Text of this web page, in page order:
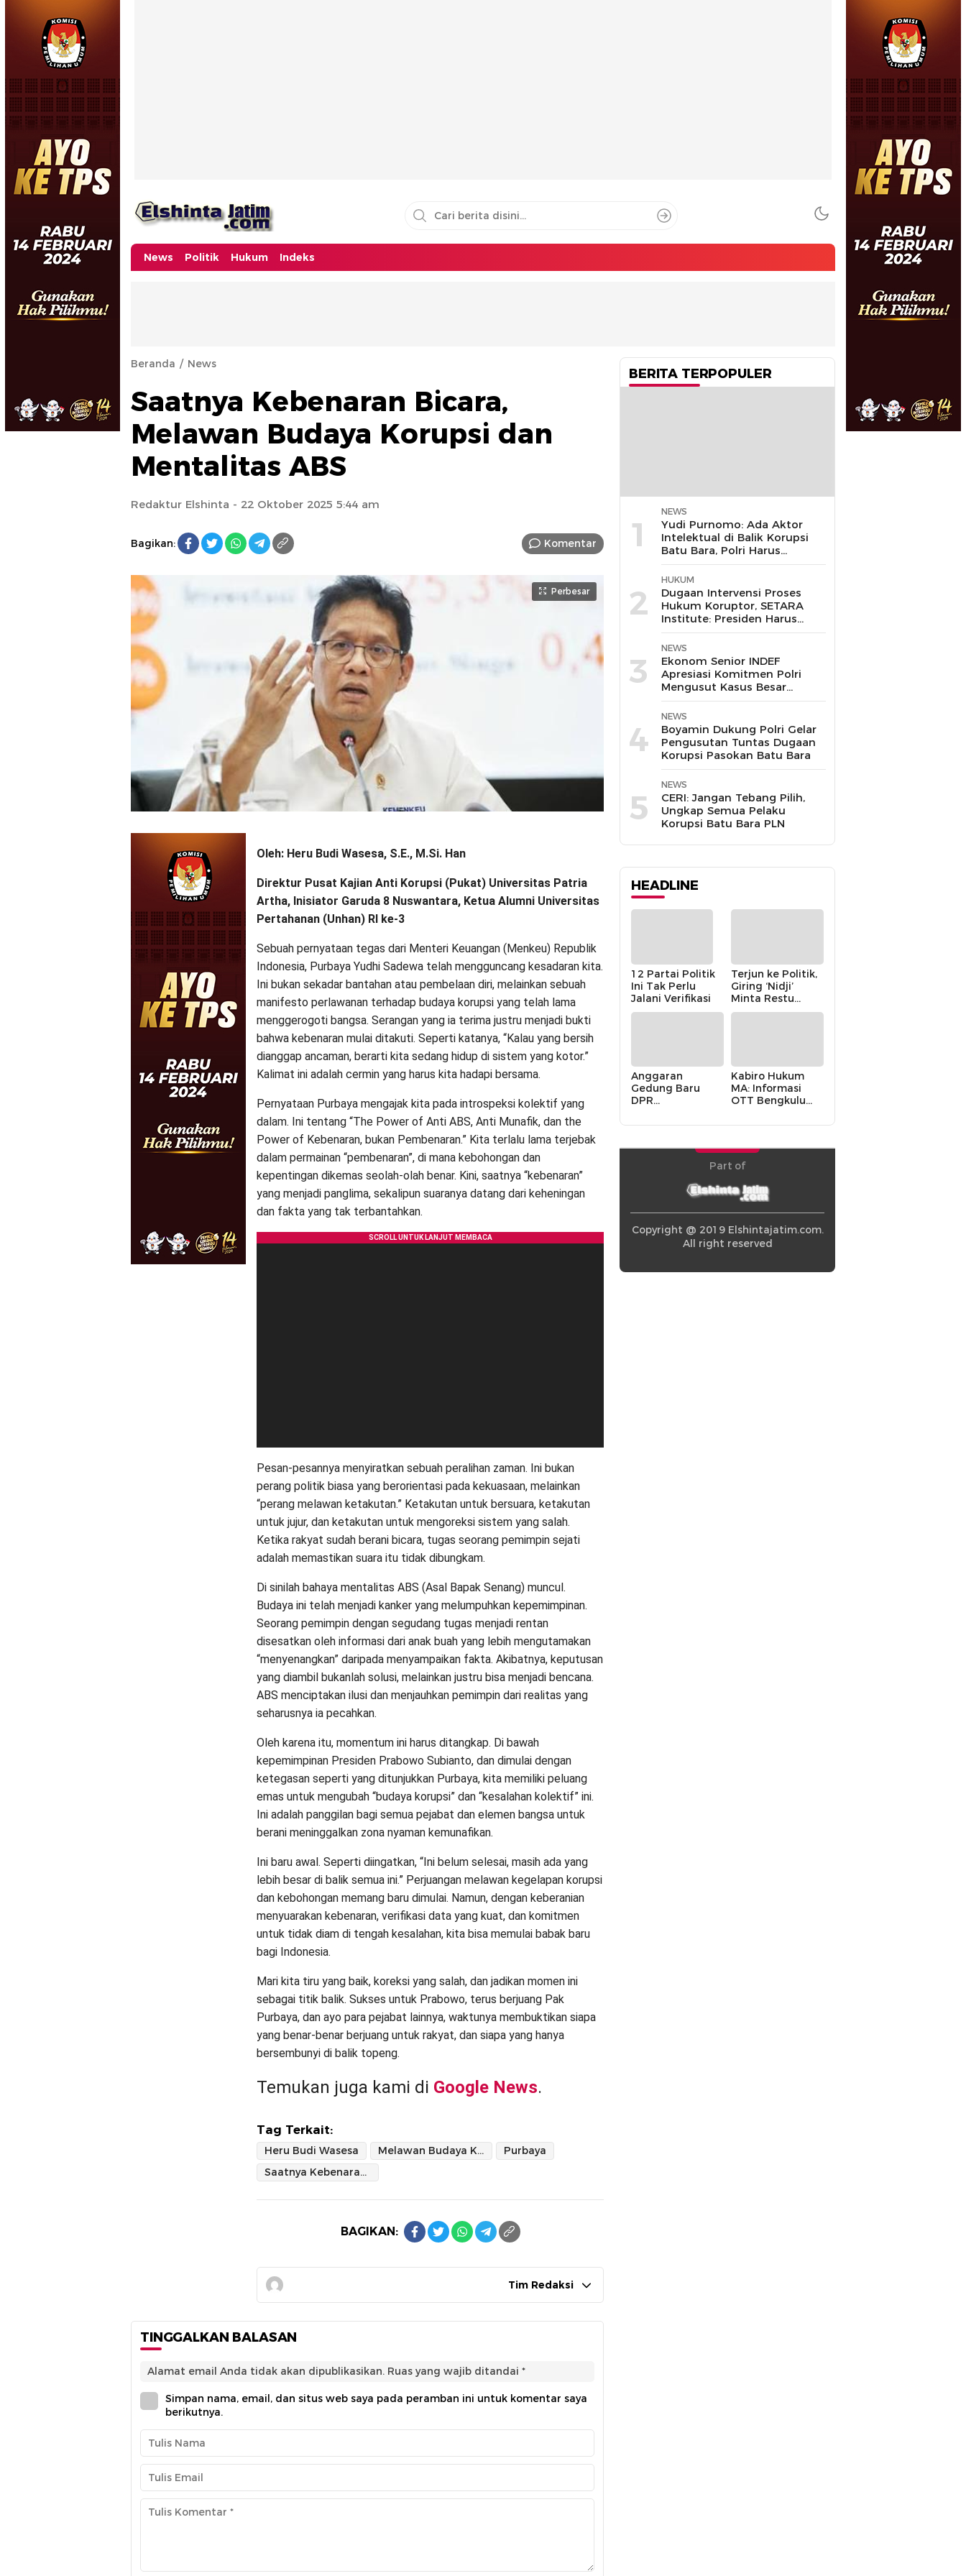
News Politik Hukum Indeks
Beranda News
Saatnya Kebenaran Bicara,
Melawan Budaya Korupsi dan
Mentalitas ABS
Redaktur Elshinta - 22 Oktober 2025 5:44 am
Bagikan: Komentar
Perbesar
Oleh: Heru Budi Wasesa, S.E., M.Si. Han
Direktur Pusat Kajian Anti Korupsi (Pukat) Universitas Patria
Artha, Inisiator Garuda 8 Nuswantara, Ketua Alumni Universitas
Pertahanan (Unhan) RI ke-3
Sebuah pernyataan tegas dari Menteri Keuangan (Menkeu) Republik
Indonesia, Purbaya Yudhi Sadewa telah mengguncang kesadaran kita.
Ini bukan sekadar bantahan atau pembelaan diri, melainkan sebuah
manifesto perlawanan terhadap budaya korupsi yang telah lama
menggerogoti bangsa. Serangan yang ia terima justru menjadi bukti
bahwa kebenaran mulai ditakuti. Seperti katanya, “Kalau yang bersih
dianggap ancaman, berarti kita sedang hidup di sistem yang kotor.”
Kalimat ini adalah cermin yang harus kita hadapi bersama.
Pernyataan Purbaya mengajak kita pada introspeksi kolektif yang
dalam. Ini tentang “The Power of Anti ABS, Anti Munafik, dan the
Power of Kebenaran, bukan Pembenaran.” Kita terlalu lama terjebak
dalam permainan “pembenaran”, di mana kebohongan dan
kepentingan dikemas seolah-olah benar. Kini, saatnya “kebenaran”
yang menjadi panglima, sekalipun suaranya datang dari keheningan
dan fakta yang tak terbantahkan.
Pesan-pesannya menyiratkan sebuah peralihan zaman. Ini bukan
perang politik biasa yang berorientasi pada kekuasaan, melainkan
“perang melawan ketakutan.” Ketakutan untuk bersuara, ketakutan
untuk jujur, dan ketakutan untuk mengoreksi sistem yang salah.
Ketika rakyat sudah berani bicara, tugas seorang pemimpin sejati
adalah memastikan suara itu tidak dibungkam.
Di sinilah bahaya mentalitas ABS (Asal Bapak Senang) muncul.
Budaya ini telah menjadi kanker yang melumpuhkan kepemimpinan.
Seorang pemimpin dengan segudang tugas menjadi rentan
disesatkan oleh informasi dari anak buah yang lebih mengutamakan
“menyenangkan” daripada menyampaikan fakta. Akibatnya, keputusan
yang diambil bukanlah solusi, melainkan justru bisa menjadi bencana.
ABS menciptakan ilusi dan menjauhkan pemimpin dari realitas yang
seharusnya ia pecahkan.
Oleh karena itu, momentum ini harus ditangkap. Di bawah
kepemimpinan Presiden Prabowo Subianto, dan dimulai dengan
ketegasan seperti yang ditunjukkan Purbaya, kita memiliki peluang
emas untuk mengubah “budaya korupsi” dan “kesalahan kolektif” ini.
Ini adalah panggilan bagi semua pejabat dan elemen bangsa untuk
berani meninggalkan zona nyaman kemunafikan.
Ini baru awal. Seperti diingatkan, “Ini belum selesai, masih ada yang
lebih besar di balik semua ini.” Perjuangan melawan kegelapan korupsi
dan kebohongan memang baru dimulai. Namun, dengan keberanian
menyuarakan kebenaran, verifikasi data yang kuat, dan komitmen
untuk tidak diam di tengah kesalahan, kita bisa memulai babak baru
bagi Indonesia.
Mari kita tiru yang baik, koreksi yang salah, dan jadikan momen ini
sebagai titik balik. Sukses untuk Prabowo, terus berjuang Pak
Purbaya, dan ayo para pejabat lainnya, waktunya membuktikan siapa
yang benar-benar berjuang untuk rakyat, dan siapa yang hanya
bersembunyi di balik topeng.
Temukan juga kami di Google News.
Tag Terkait:
Heru Budi Wasesa Melawan Budaya Korupsi dan Mentalitas ABS
Purbaya
Saatnya Kebenaran Bicara
BAGIKAN:
Tim Redaksi
TINGGALKAN BALASAN
Alamat email Anda tidak akan dipublikasikan. Ruas yang wajib ditandai *
Simpan nama, email, dan situs web saya pada peramban ini untuk komentar saya
berikutnya.
BERITA TERPOPULER
1
NEWS
Yudi Purnomo: Ada Aktor
Intelektual di Balik Korupsi
Batu Bara, Polri Harus
Bongkar
2
HUKUM
Dugaan Intervensi Proses
Hukum Koruptor, SETARA
Institute: Presiden Harus
Pastikan TNI Tak
Disalahgunakan
3
NEWS
Ekonom Senior INDEF
Apresiasi Komitmen Polri
Mengusut Kasus Besar
hingga Tuntas
4
NEWS
Boyamin Dukung Polri Gelar
Pengusutan Tuntas Dugaan
Korupsi Pasokan Batu Bara
5
NEWS
CERI: Jangan Tebang Pilih,
Ungkap Semua Pelaku
Korupsi Batu Bara PLN
HEADLINE
12 Partai Politik
Ini Tak Perlu
Jalani Verifikasi
Terjun ke Politik,
Giring ‘Nidji’
Minta Restu
Keluarga
Anggaran
Gedung Baru
DPR
Cair karena
Budi” Pemerintah
Kabiro Hukum
MA: Informasi
OTT Bengkulu
Internal MA
Part of
Copyright @ 2019 Elshintajatim.com.
All right reserved